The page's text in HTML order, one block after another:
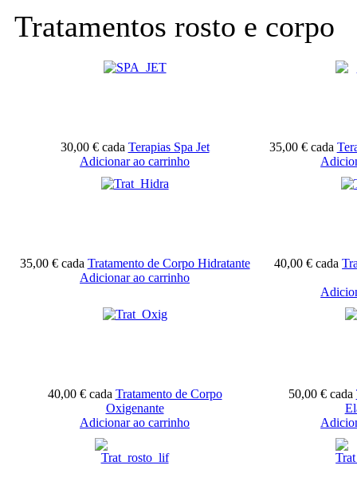
Tratamentos rosto e corpo
30,00 € cada Terapias Spa Jet
Adicionar ao carrinho
35,00 € cada
35,00 € cada Tratamento de Corpo Hidratante
Adicionar ao carrinho
40,00 € cada
40,00 € cada Tratamento de Corpo
Oxigenante
Adicionar ao carrinho
50,00 € cada